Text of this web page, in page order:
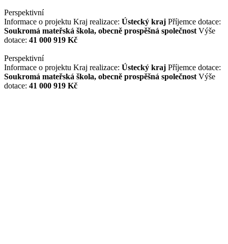
Perspektivní
Informace o projektu Kraj realizace: Ústecký kraj Příjemce dotace:
Soukromá mateřská škola, obecně prospěšná společnost Výše
dotace: 41 000 919 Kč
Perspektivní
Informace o projektu Kraj realizace: Ústecký kraj Příjemce dotace:
Soukromá mateřská škola, obecně prospěšná společnost Výše
dotace: 41 000 919 Kč